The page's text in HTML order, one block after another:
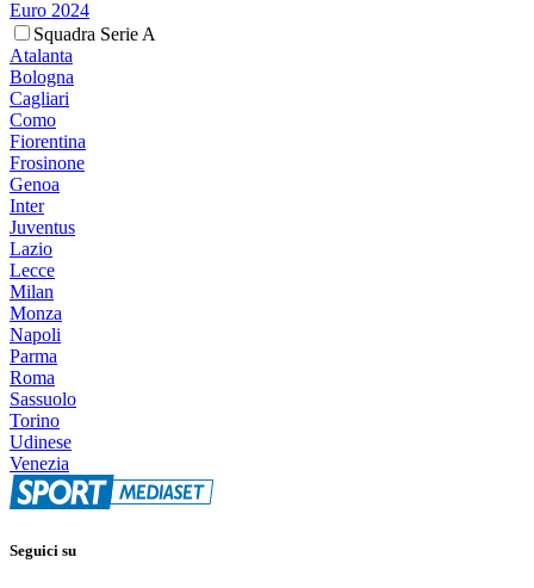
Euro 2024
Squadra Serie A
Atalanta
Bologna
Cagliari
Como
Fiorentina
Frosinone
Genoa
Inter
Juventus
Lazio
Lecce
Milan
Monza
Napoli
Parma
Roma
Sassuolo
Torino
Udinese
Venezia
Seguici su